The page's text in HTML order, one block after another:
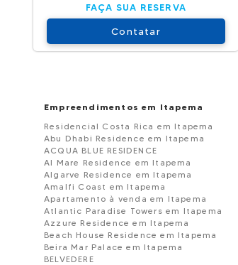
FAÇA SUA RESERVA
Contatar
Empreendimentos em Itapema
Residencial Costa Rica em Itapema
Abu Dhabi Residence em Itapema
ACQUA BLUE RESIDENCE
Al Mare Residence em Itapema
Algarve Residence em Itapema
Amalfi Coast em Itapema
Apartamento à venda em Itapema
Atlantic Paradise Towers em Itapema
Azzure Residence em Itapema
Beach House Residence em Itapema
Beira Mar Palace em Itapema
BELVEDERE